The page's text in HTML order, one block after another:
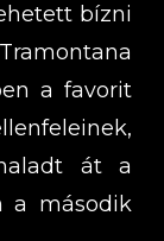
bízni
a favorit
át a
a második